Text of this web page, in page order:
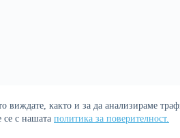
както и за да анализираме
се с нашата политика за поверителност.